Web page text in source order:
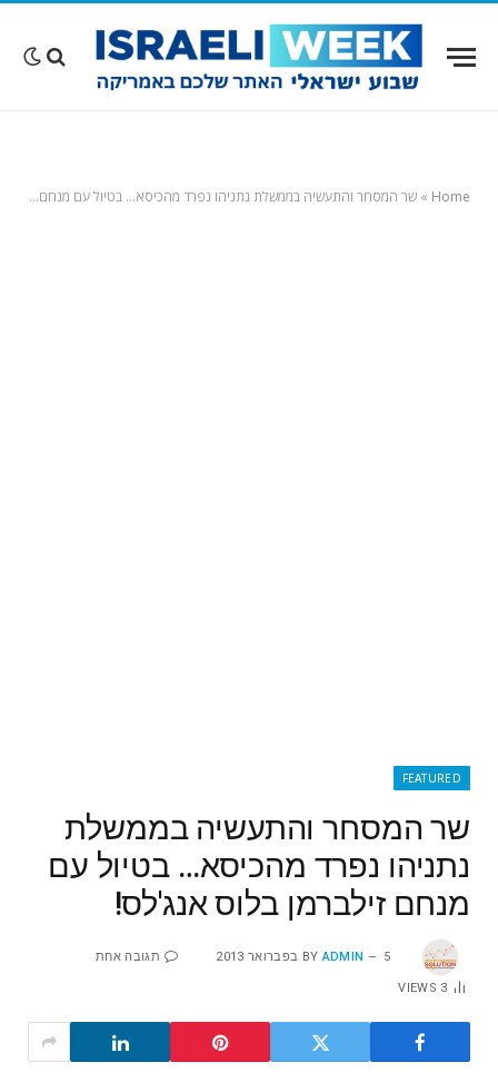
Home
» שר המסחר והתעשיה בממשלת נתניהו נפרד מהכיסא… בטיול עם מנחם זילברמן בלוס אנג'לס!
FEATURED
שר המסחר והתעשיה בממשלת
נתניהו נפרד מהכיסא… בטיול עם
מנחם זילברמן בלוס אנג'לס!
BY ADMIN 5 בפברואר 2013 תגובה אחת
3
VIEWS